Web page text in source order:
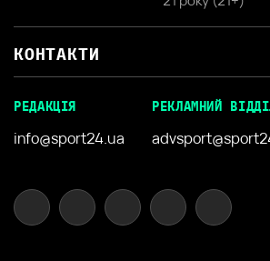
КОНТАКТИ
РЕДАКЦІЯ
info@sport24.ua
РЕКЛАМНИЙ